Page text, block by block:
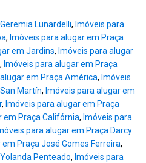
Lunardelli, Imóveis para
, Imóveis para alugar em Praça
em Jardins, Imóveis para alugar
, Imóveis para alugar em Praça
em Praça América, Imóveis
Martín, Imóveis para alugar em
, Imóveis para alugar em Praça
em Praça Califórnia, Imóveis para
para alugar em Praça Darcy
em Praça José Gomes Ferreira,
Penteado, Imóveis para